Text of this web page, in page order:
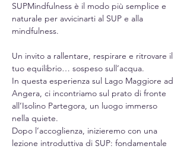
SUPMindfulness è il modo più semplice e
naturale per avvicinarti al SUP e alla
mindfulness.
Un invito a rallentare, respirare e ritrovare il
tuo equilibrio… sospeso sull’acqua.
In questa esperienza sul Lago Maggiore ad
Angera, ci incontriamo sul prato di fronte
all’Isolino Partegora, un luogo immerso
nella quiete.
Dopo l’accoglienza, inizieremo con una
lezione introduttiva di SUP: fondamentale